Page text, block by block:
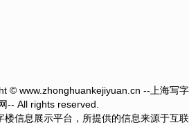
© www.zhonghuankejiyuan.cn --上海写字
-- All rights reserved.
信息展示平台，所提供的信息来源于互联